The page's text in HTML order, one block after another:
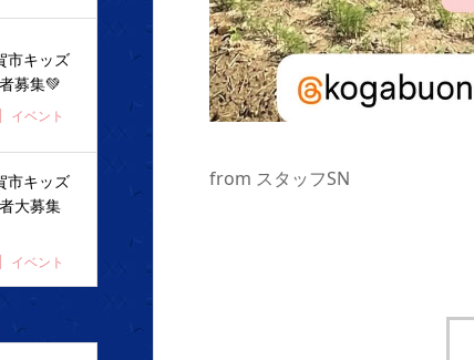
from スタッフSN
市キッズ
募集💚
イベント
市キッズ
大募集
イベント